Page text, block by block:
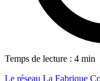
Temps de lecture : 4 min
Le réseau La Fabrique